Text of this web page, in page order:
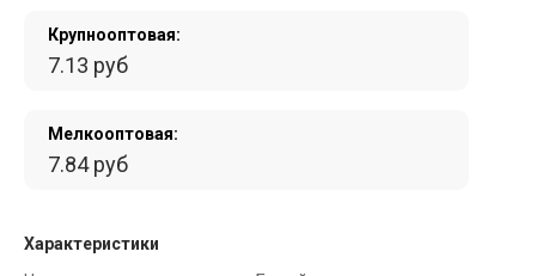
Крупнооптовая:
7.13 руб
Мелкооптовая:
7.84 руб
Характеристики